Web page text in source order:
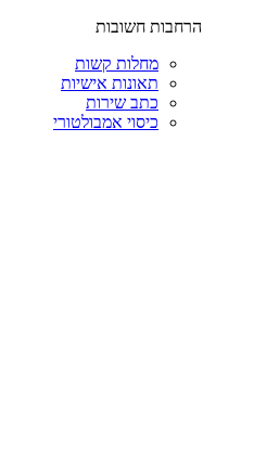
הרחבות חשובות
מחלות קשות
תאונות אישיות
כתב שירות
כיסוי אמבולטורי